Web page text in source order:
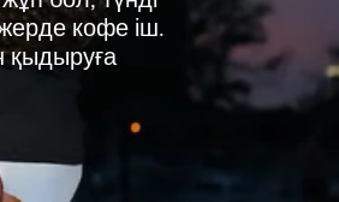
кофе іш.
қыдыруға